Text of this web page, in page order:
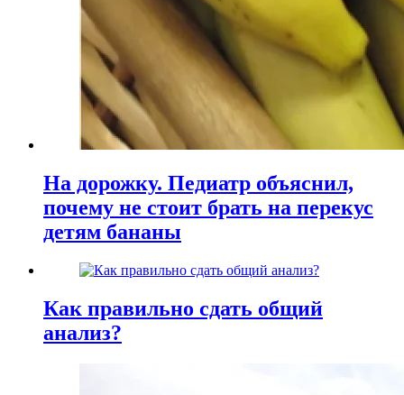
На дорожку. Педиатр объяснил,
почему не стоит брать на перекус
детям бананы
Как правильно сдать общий
анализ?